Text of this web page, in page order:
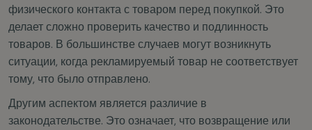
физического контакта с товаром перед покупкой. Это
делает сложно проверить качество и подлинность
товаров. В большинстве случаев могут возникнуть
ситуации, когда рекламируемый товар не соответствует
тому, что было отправлено.
Другим аспектом является различие в
законодательстве. Это означает, что возвращение или